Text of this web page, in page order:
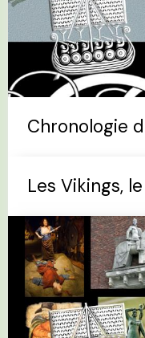
Chronologie
Les Vikings,